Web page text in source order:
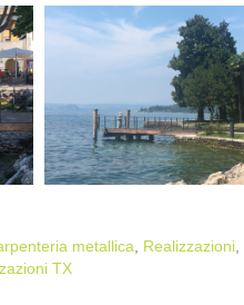
metallica Realizzazioni
TX